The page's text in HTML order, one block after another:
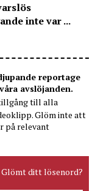
inte var ...
reportage
avslöjanden.
till alla
Glöm inte att
på relevant
Glömt ditt lösenord?